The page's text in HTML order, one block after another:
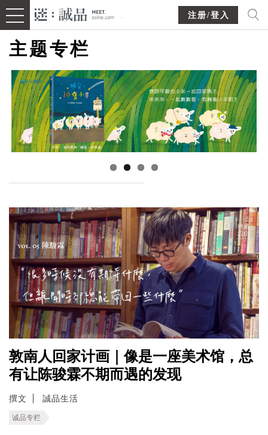
注册/登入
主题专栏
敦南人回家计画｜像是一座美术馆，总
有让陈骏霖不期而遇的发现
撰文 誠品生活
诚品专栏